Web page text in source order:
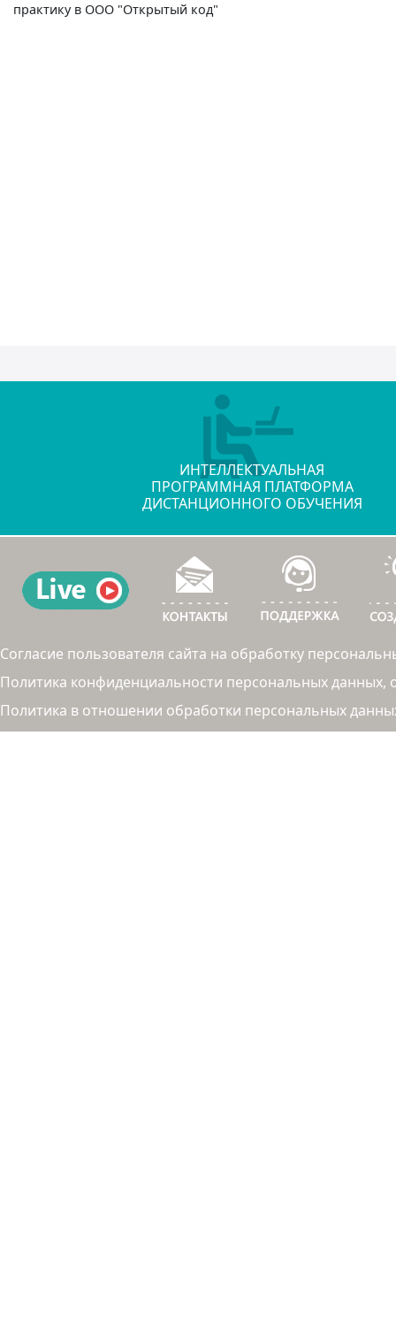
практику в ООО "Открытый код"
ИНТЕЛЛЕКТУАЛЬНАЯ
ПРОГРАММНАЯ ПЛАТФОРМА
ДИСТАНЦИОННОГО ОБУЧЕНИЯ
Согласие пользователя сайта на обработку
Политика конфиденциальности персональных
Политика в отношении обработки персональных